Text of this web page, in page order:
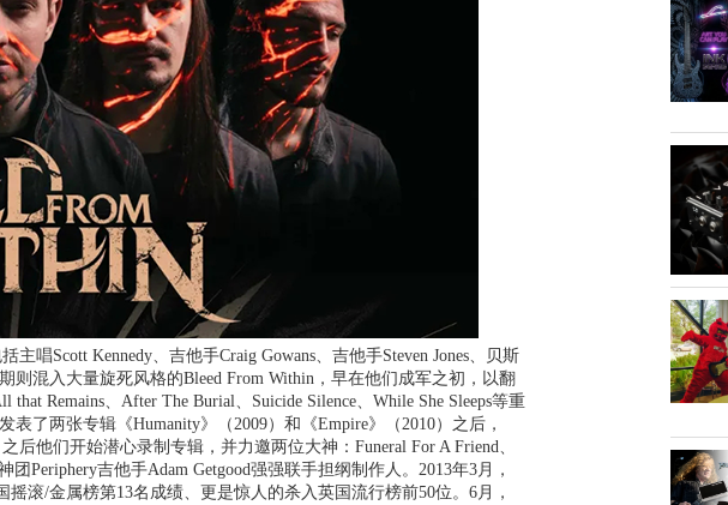
唱Scott Kennedy、吉他手Craig Gowans、吉他手Steven Jones、贝斯
则混入大量旋死风格的Bleed From Within，早在他们成军之初，以翻
Remains、After The Burial、Suicide Silence、While She Sleeps等重
了两张专辑《Humanity》（2009）和《Empire》（2010）之后，
后他们开始潜心录制专辑，并力邀两位大神：Funeral For A Friend、
Periphery吉他手Adam Getgood强强联手担纲制作人。2013年3月，
滚/金属榜第13名成绩、更是惊人的杀入英国流行榜前50位。6月，